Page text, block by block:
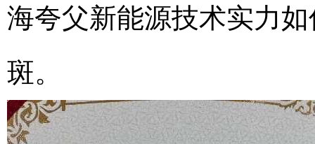
海夸父新能源技术实力
斑。